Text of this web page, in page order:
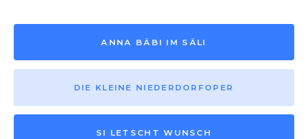
ANNA BÄBI IM SÄLI
DIE KLEINE NIEDERDORFOPER
SI LETSCHT WUNSCH